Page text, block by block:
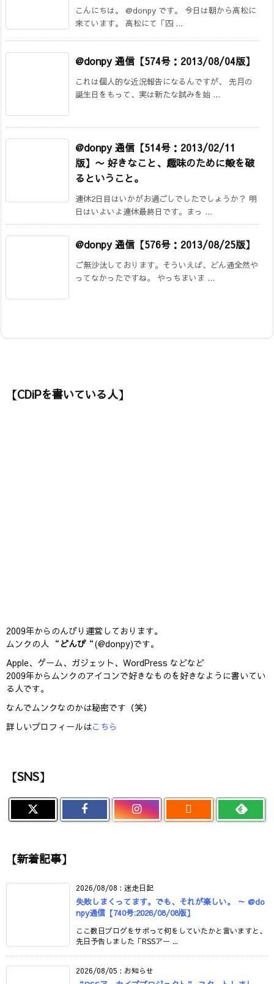
こんにちは。 @donpy です。 今日は朝から高松に
来ています。 高松にて「四 ...
@donpy 通信【574号：2013/08/04版】
これは個人的な近況報告になるんですが、 先月の
誕生日をもって、実は新たな試みを始 ...
@donpy 通信【514号：2013/02/11
版】 〜 好きなこと、趣味のために殻を破
るということ。
連休2日目はいかがお過ごしでしたでしょうか？ 明
日はいよいよ連休最終日です。まっ ...
@donpy 通信【576号：2013/08/25版】
ご無沙汰しております。そういえば、どん通全然や
ってなかったですね。 やっちまいま ...
【CDiPを書いている人】
2009年からのんびり運営しております。
ムンクの人 “ どんぴ“(@donpy)です。
Apple、ゲーム、ガジェット、WordPress などなど
2009年からムンクのアイコンで好きなものを好きなように書いてい
る人です。
なんでムンクなのかは秘密です（笑）
詳しいプロフィールはこちら
【SNS】

【新着記事】
2026/08/08 : 迷走日記
失敗しまくってます。でも、それが楽しい。 ～ @do
npy通信【740号:2026/08/08版】
ここ数日ブログをサボって何をしていたかと言いますと、
先日予告しました「RSSアー ...
2026/08/05 : お知らせ